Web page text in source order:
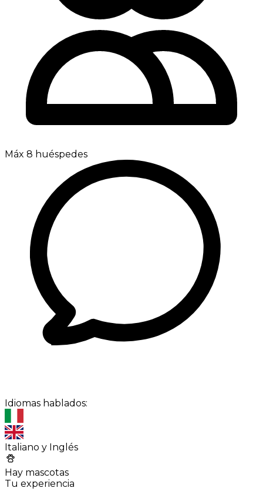
Máx 8 huéspedes
Idiomas hablados:
Italiano y Inglés
Hay mascotas
Tu experiencia